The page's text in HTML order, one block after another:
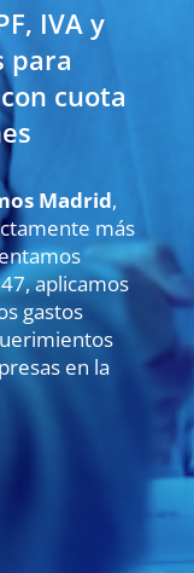
IVA y
para
cuota
Madrid,
más
aplicamos
gastos
en la